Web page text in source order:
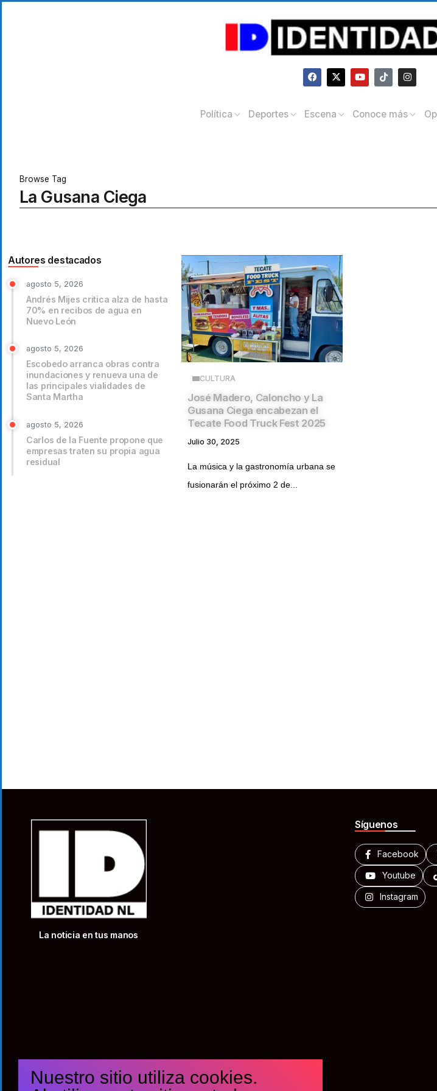
Política Deportes Escena Conoce más
Browse Tag
La Gusana Ciega
Autores destacados
agosto 5, 2026
Andrés Mijes critica alza de hasta
70% en recibos de agua en
Nuevo León
agosto 5, 2026
Escobedo arranca obras contra
inundaciones y renueva una de
las principales vialidades de
Santa Martha
agosto 5, 2026
Carlos de la Fuente propone que
empresas traten su propia agua
residual
CULTURA
José Madero, Caloncho y La
Gusana Ciega encabezan el
Tecate Food Truck Fest 2025
Julio 30, 2025
La música y la gastronomía urbana se
fusionarán el próximo 2 de...
La noticia en tus manos
Síguenos
Facebook
Youtube
Instagram
Nuestro sitio utiliza cookies.